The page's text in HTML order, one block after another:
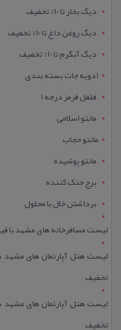
دیگ بخار تا 10% تخفیف
دیگ روغن داغ تا 10% تخفیف
دیگ آبگرم تا 10% تخفیف
ادویه جات بسته بندی
فلفل قرمز درجه 1
مانتو اسلامی
مانتو حجاب
مانتو پوشیده
برج خنک کننده
برداشتن خال با محلول
لیست مسافرخانه های مشهد با قیمت
تخفیف
تخفیف